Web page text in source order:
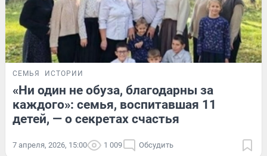
СЕМЬЯ ИСТОРИИ
«Ни один не обуза, благодарны за
каждого»: семья, воспитавшая 11
детей, — о секретах счастья
7 апреля, 2026, 15:00 1 009 Обсудить